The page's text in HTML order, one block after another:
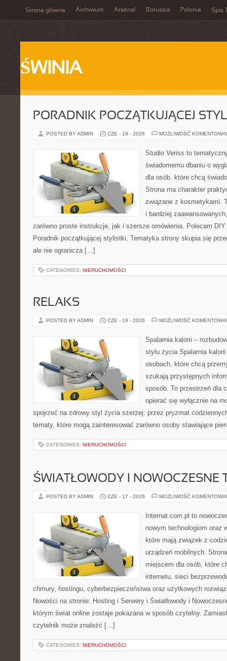
Strona główna Archiwum Arsenal Borussia Polonia Spis
ŚWINIA
PORADNIK POCZĄTKUJĄCEJ
POSTED BY ADMIN CZE - 19 - 2026 MOŻLIWOŚĆ
Studio Veriss to
świadomemu dbaniu o
dla osób, które chcą
Strona ma charakter
związane z kosmetykami.
i bardziej
zarówno proste instrukcje, jak i szersze omówienia. Polecam
Poradnik początkującej stylistki. Tematyka strony skupia się
ale nie ogranicza […]
CATEGORIES: NIERUCHOMOŚCI
RELAKS
POSTED BY ADMIN CZE - 18 - 2026 MOŻLIWOŚĆ
Spalarnia kalorii –
stylu życia Spalarnia
osobach, które chcą
szukają przystępnych
sposób. To przestrzeń dla
opierać się wyłącznie na
spojrzeć na zdrowy styl życia szerzej: przez pryzmat
tematy, które mogą zainteresować zarówno osoby stawiające
CATEGORIES: NIERUCHOMOŚCI
ŚWIATŁOWODY I NOWOCZESNE
POSTED BY ADMIN CZE - 17 - 2026 MOŻLIWOŚĆ
Internat.com.pl to
nowym technologiom oraz
które mają związek z
urządzeń mobilnych.
miejscem dla osób, które
internetu, sieci
chmury, hostingu, cyberbezpieczeństwa oraz użytkowych
Nowości na stronie: Hosting i Serwery i Światłowody i
którym świat online zostaje pokazana w sposób czytelny.
czytelnik może znaleźć […]
CATEGORIES: NIERUCHOMOŚCI